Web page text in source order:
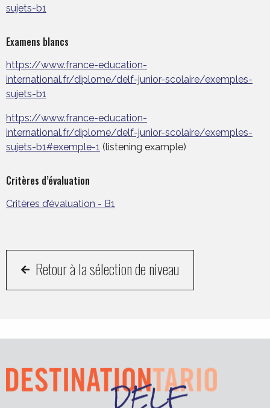
sujets-b1
Examens blancs
https://www.france-education-
international.fr/diplome/delf-junior-scolaire/exemples-
sujets-b1
https://www.france-education-
international.fr/diplome/delf-junior-scolaire/exemples-
sujets-b1#exemple-1 (listening example)
Critères d’évaluation
Critères d’évaluation - B1
Retour à la sélection de niveau